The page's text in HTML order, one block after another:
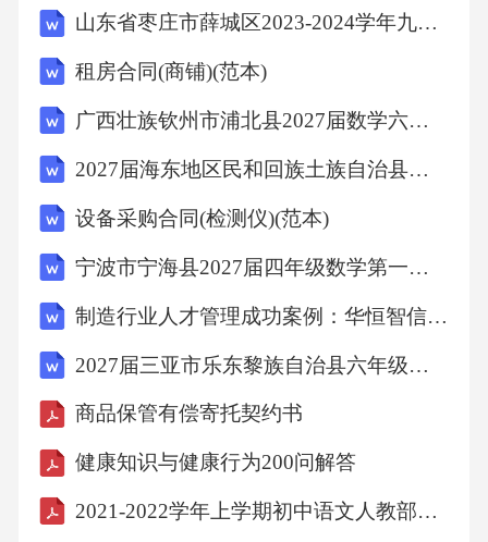
色。C．苏子瞻谪居黄州，是在晚年被贬岭外之
前。 D．苏子瞻游历山水，心胸开阔，文采飞
扬。12．（3分）【反思】小雯认为摘录二的内
容能证明“江山之助”也适用于写文。你是否认
班刊，在实践中探究实用类文本的阅读方法。
黄河的觉醒孙现富①随着壶口瀑布的一声声咆
哮，黄河岸边冰雪融化，春天苏醒，这让人联
想起《黄河大合唱》奏响的情景。在中华民族
危难时刻，由光未然作词、冼星海作曲的激昂
旋律从这里迸发，吹响了抗敌救亡的号角。五
天时间，四百多行诗句②光未然站在壶口滩
头，看红日高照，黄河滚滚，金光迸裂。拉纤
山东省枣庄市薛城区2023-2024学年九年级上学期期末考试历史试题（文字版含答案）
租房合同(商铺)(范本)
广西壮族钦州市浦北县2027届数学六上期末质量检测试题含解析
2027届海东地区民和回族土族自治县四上数学期末复习检测模拟试题含解析
设备采购合同(检测仪)(范本)
宁波市宁海县2027届四年级数学第一学期期末复习检测模拟试题含解析
制造行业人才管理成功案例：华恒智信破解薪资竞争力不足
2027届三亚市乐东黎族自治县六年级数学第一学期期末预测试题含解析
商品保管有偿寄托契约书
健康知识与健康行为200问解答
2021-2022学年上学期初中语文人教部编版九年级期中必刷常考题之古诗词赏析